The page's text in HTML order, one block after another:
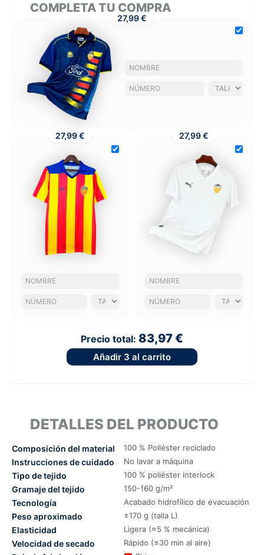
COMPLETA TU COMPRA
27,99 €
27,99 € 27,99 €
Precio total: 83,97 €
Añadir 3 al carrito
DETALLES DEL PRODUCTO
Composición del material 100 % Poliéster reciclado
Instrucciones de cuidado No lavar a máquina
Tipo de tejido 100 % poliéster interlock
Gramaje del tejido 150-160 g/m²
Tecnología Acabado hidrofílico de evacuación
Peso aproximado ±170 g (talla L)
Elasticidad Ligera (≈5 % mecánica)
Velocidad de secado Rápido (≤30 min al aire)